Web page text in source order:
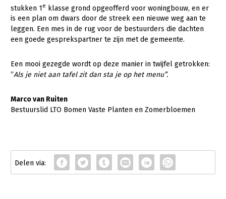
stukken 1e klasse grond opgeofferd voor woningbouw, en er
is een plan om dwars door de streek een nieuwe weg aan te
leggen. Een mes in de rug voor de bestuurders die dachten
een goede gesprekspartner te zijn met de gemeente.
Een mooi gezegde wordt op deze manier in twijfel getrokken:
“Als je niet aan tafel zit dan sta je op het menu”.
Marco van Ruiten
Bestuurslid LTO Bomen Vaste Planten en Zomerbloemen